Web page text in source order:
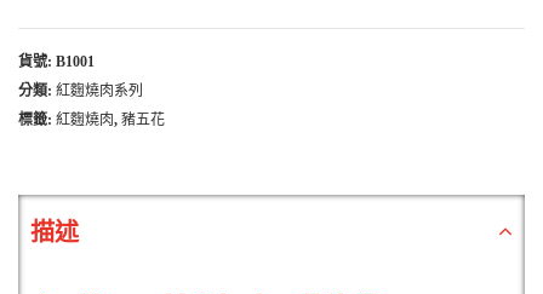
貨號: B1001
分類: 紅麴燒肉系列
標籤: 紅麴燒肉, 豬五花
描述